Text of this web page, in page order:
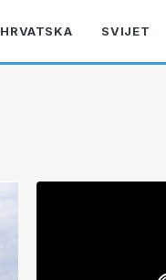
HRVATSKA SVIJET